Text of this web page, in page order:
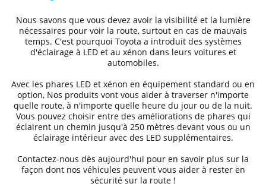
Nous savons que vous devez avoir la visibilité et la lumière
nécessaires pour voir la route, surtout en cas de mauvais
temps. C'est pourquoi Toyota a introduit des systèmes
d'éclairage à LED et au xénon dans leurs voitures et
automobiles.
Avec les phares LED et xénon en équipement standard ou en
option, Nos produits vont vous aider à traverser n'importe
quelle route, à n'importe quelle heure du jour ou de la nuit.
Vous pouvez choisir entre des améliorations de phares qui
éclairent un chemin jusqu'à 250 mètres devant vous ou un
éclairage intérieur avec des LED supplémentaires.
Contactez-nous dès aujourd'hui pour en savoir plus sur la
façon dont nos véhicules peuvent vous aider à rester en
sécurité sur la route !